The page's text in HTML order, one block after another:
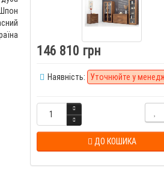
146 810 грн
Наявність: Уточнюйте у
ДО КОШИКА